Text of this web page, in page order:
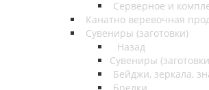
Серверное и
Канатно веревочная
Сувениры (заготовки)
Назад
Сувениры
Бейджи, зеркала,